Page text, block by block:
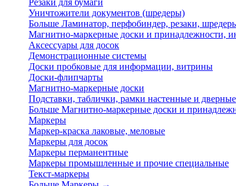
Резаки для бумаги
Уничтожители документов (шредеры)
Больше Ламинатор, перфобиндер, резаки,
Магнитно-маркерные доски и принадлежности,
Аксессуары для досок
Демонстрационные системы
Доски пробковые для информации, витрины
Доски-флипчарты
Магнитно-маркерные доски
Подставки, таблички, рамки настенные и дверные
Больше Магнитно-маркерные доски и
Маркеры
Маркер-краска лаковые, меловые
Маркеры для досок
Маркеры перманентные
Маркеры промышленные и прочие специальные
Текст-маркеры